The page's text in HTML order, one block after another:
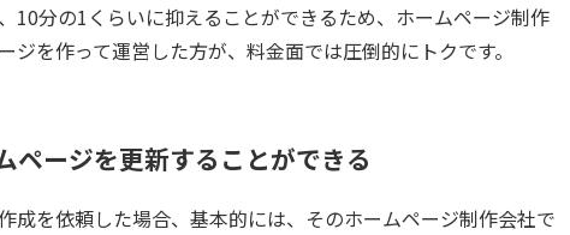
10分の1くらいに抑えることができるため、ホームページ制作
を作って運営した方が、料金面では圧倒的にトクです。
ページを更新することができる
成を依頼した場合、基本的には、そのホームページ制作会社で